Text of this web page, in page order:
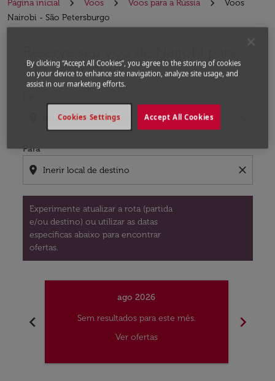
Página inicial Voos Voos para a Rússia
Voos
Nairobi - São Petersburgo
São Petersburgo
Para
location_on close
Experimente atualizar a rota (partida
e/ou destino) ou utilizar as datas
específicas abaixo para encontrar
ofertas.
chevron_left
ago 2026
Sem resultados para este mês.
Ver ofertas
chevron_right
By clicking “Accept All Cookies”, you agree to the storing of cookies
on your device to enhance site navigation, analyze site usage, and
assist in our marketing efforts.
Accept All Cookies
Cookies Settings